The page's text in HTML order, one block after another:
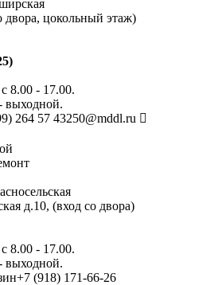
двора, цокольный этаж)
8.00 - 17.00.
выходной.
264 57 43250@mddl.ru
д.10, (вход со двора)
8.00 - 17.00.
выходной.
+7 (918) 171-66-26